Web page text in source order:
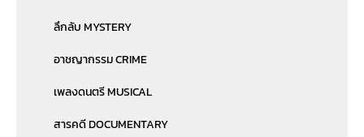
ลึกลับ MYSTERY
อาชญากรรม CRIME
เพลงดนตรี MUSICAL
สารคดี DOCUMENTARY